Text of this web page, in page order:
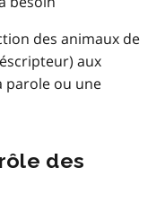
des animaux de
aux
parole ou une
des